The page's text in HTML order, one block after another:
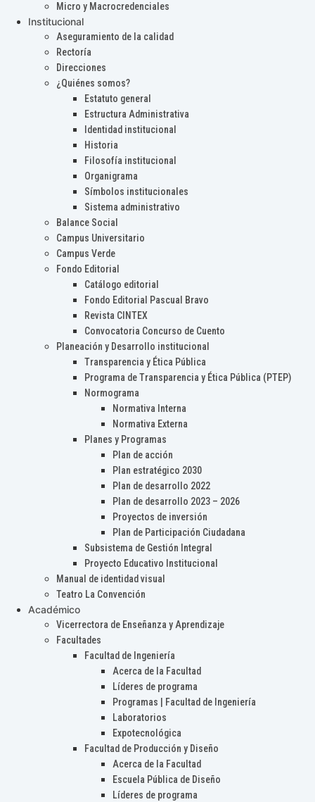
Micro y Macrocredenciales
Institucional
Aseguramiento de la calidad
Rectoría
Direcciones
¿Quiénes somos?
Estatuto general
Estructura Administrativa
Identidad institucional
Historia
Filosofía institucional
Organigrama
Símbolos institucionales
Sistema administrativo
Balance Social
Campus Universitario
Campus Verde
Fondo Editorial
Catálogo editorial
Fondo Editorial Pascual Bravo
Revista CINTEX
Convocatoria Concurso de Cuento
Planeación y Desarrollo institucional
Transparencia y Ética Pública
Programa de Transparencia y Ética Pública (PTEP)
Normograma
Normativa Interna
Normativa Externa
Planes y Programas
Plan de acción
Plan estratégico 2030
Plan de desarrollo 2022
Plan de desarrollo 2023 – 2026
Proyectos de inversión
Plan de Participación Ciudadana
Subsistema de Gestión Integral
Proyecto Educativo Institucional
Manual de identidad visual
Teatro La Convención
Académico
Vicerrectora de Enseñanza y Aprendizaje
Facultades
Facultad de Ingeniería
Acerca de la Facultad
Líderes de programa
Programas | Facultad de Ingeniería
Laboratorios
Expotecnológica
Facultad de Producción y Diseño
Acerca de la Facultad
Escuela Pública de Diseño
Líderes de programa